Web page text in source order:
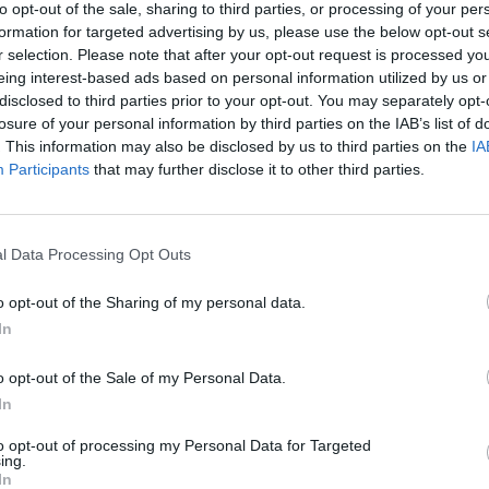
opt-out of the sale, sharing to third parties, or processing of your
for targeted advertising by us, please use the below opt-out
selection. Please note that after your opt-out request is processed
interest-based ads based on personal information utilized by us
to third parties prior to your opt-out. You may separately
of your personal information by third parties on the IAB’s list of
This information may also be disclosed by us to third parties on the
Participants that may further disclose it to other third parties.
Data Processing Opt Outs
opt-out of the Sharing of my personal data.
opt-out of the Sale of my Personal Data.
opt-out of processing my Personal Data for Targeted
- St Gély du Fesc
Catégorie :Extérieur > Parcs, Squares et
pratiques
Lieu
Saint Gely du Fesc
Calcul d'itinéraire
PASSÉS
à St Gély-du-Fesc
qu'on a visité le Sud, si on n'a pas vu une vraie Féria ! Le village